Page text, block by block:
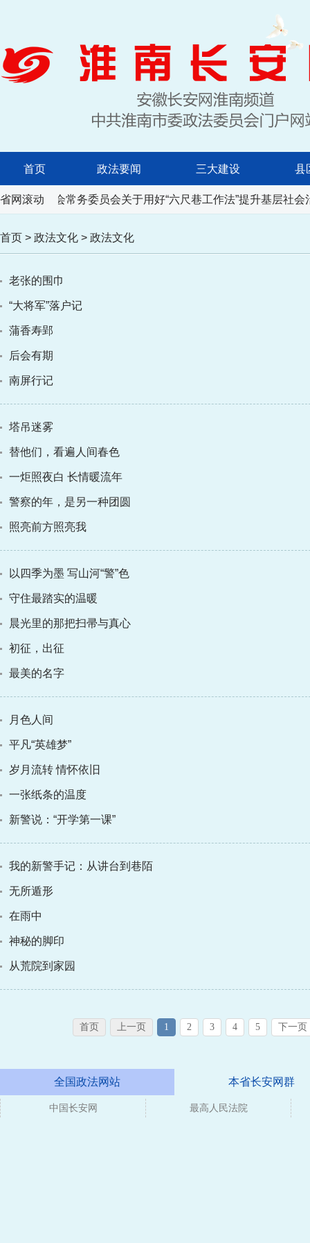
首页 政法要闻 三大建设 县
省网滚动
代表大会常务委员会关于用好“六尺巷工作法”提升基层社会
首页 > 政法文化 > 政法文化
老张的围巾
“大将军”落户记
蒲香寿郢
后会有期
南屏行记
塔吊迷雾
替他们，看遍人间春色
一炬照夜白 长情暖流年
警察的年，是另一种团圆
照亮前方照亮我
以四季为墨 写山河“警”色
守住最踏实的温暖
晨光里的那把扫帚与真心
初征，出征
最美的名字
月色人间
平凡“英雄梦”
岁月流转 情怀依旧
一张纸条的温度
新警说：“开学第一课”
我的新警手记：从讲台到巷陌
无所遁形
在雨中
神秘的脚印
从荒院到家园
首页 上一页 1 2 3 4 5 下一页
全国政法网站 本省长安网群
中国长安网 最高人民法院